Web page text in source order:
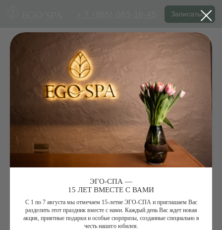
ЭГО-СПА —
15 ЛЕТ ВМЕСТЕ С ВАМИ
С 1 по 7 августа мы отмечаем 15-летие ЭГО-СПА и приглашаем Вас
разделить этот праздник вместе с нами. Каждый день Вас ждет новая
акция, приятные подарки и особые сюрпризы, созданные специально в
честь нашего юбилея.